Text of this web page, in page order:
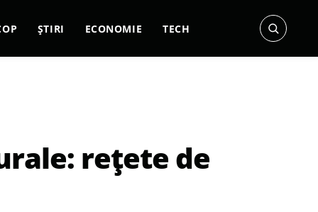
ȘTIRI ECONOMIE TECH
rețete de